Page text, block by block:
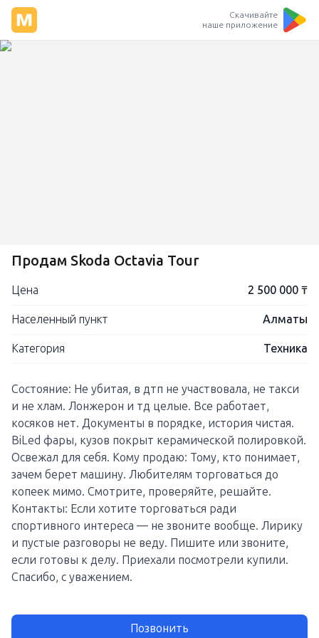
Скачивайте
наше приложение
Продам Skoda Octavia Tour
Цена 2 500 000 ₸
Населенный пункт Алматы
Категория Техника
Состояние: Не убитая, в дтп не участвовала, не такси
и не хлам. Лонжерон и тд целые. Все работает,
косяков нет. Документы в порядке, история чистая.
BiLed фары, кузов покрыт керамической полировкой.
Освежал для себя. Кому продаю: Тому, кто понимает,
зачем берет машину. Любителям торговаться до
копеек мимо. Смотрите, проверяйте, решайте.
Контакты: Если хотите торговаться ради
спортивного интереса — не звоните вообще. Лирику
и пустые разговоры не веду. Пишите или звоните,
если готовы к делу. Приехали посмотрели купили.
Спасибо, с уважением.
Позвонить